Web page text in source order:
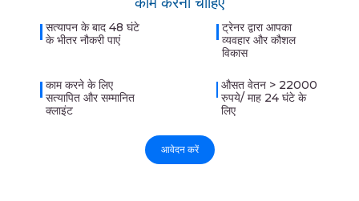
सत्यापन के बाद 48 घंटे
के भीतर नौकरी पाएं
ट्रेनर द्वारा आपका
व्यवहार और कौशल
विकास
काम करने के लिए
सत्यापित और सम्मानित
क्लाइंट
औसत वेतन > 22000
रुपये/ माह 24 घंटे के
लिए
आवेदन करें